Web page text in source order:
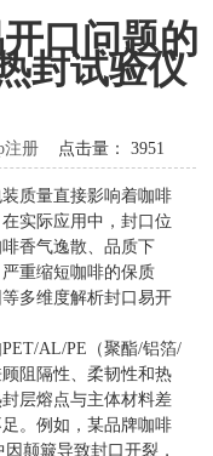
口问题的
封试验仪
注册 点击量：3951
质量直接影响着咖啡
实际应用中，封口位
香气逸散、品质下
重缩短咖啡的保质
多维度解析封口易开
AL/PE（聚酯/铝箔/
阻隔性、柔韧性和热
层熔点与主体材料差
。例如，某品牌咖啡
颠簸导致封口开裂，